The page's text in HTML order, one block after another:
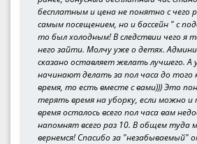
бесплатным и цена не понятно с чего
самым посещением, но и бассейн " с
то был холодным! В следствии чего я
него зайти. Молчу уже о детях.
сказано оставляет желать лучшего. А
начинают делать за пол часа до того
время, то есть вместе с вами))) Это
терять время на уборку, если можно
время осталось всего пол часа вам
напомнят всего раз 10. В общем туда
вернемся! Спасибо за "незабываемый"